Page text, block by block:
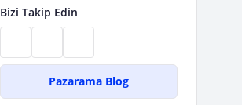
Bizi Takip Edin
Pazarama Blog